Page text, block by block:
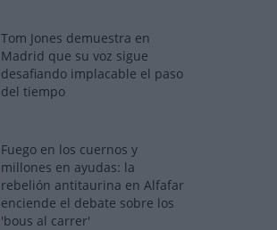
Tom Jones demuestra en
Madrid que su voz sigue
desafiando implacable el paso
del tiempo
Fuego en los cuernos y
millones en ayudas: la
rebelión antitaurina en Alfafar
enciende el debate sobre los
'bous al carrer'